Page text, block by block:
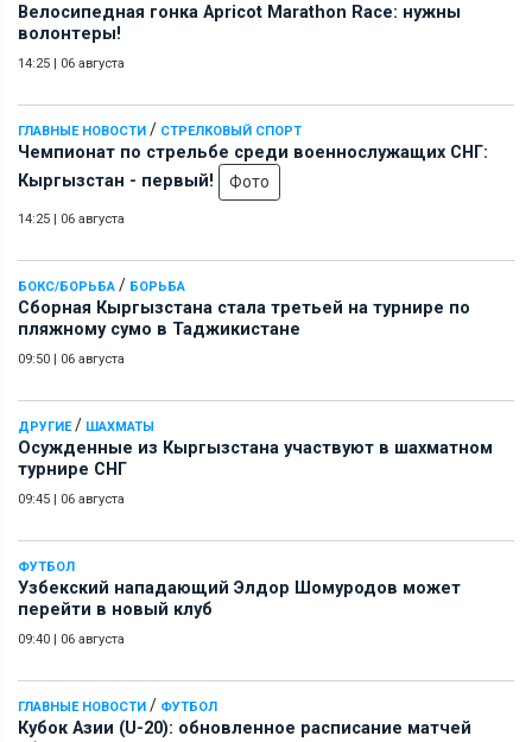
Велосипедная гонка Apricot Marathon Race: нужны
волонтеры!
14:25 | 06 августа
ГЛАВНЫЕ НОВОСТИ / СТРЕЛКОВЫЙ СПОРТ
Чемпионат по стрельбе среди военнослужащих СНГ:
Кыргызстан - первый!
Фото
14:25 | 06 августа
БОКС/БОРЬБА / БОРЬБА
Сборная Кыргызстана стала третьей на турнире по
пляжному сумо в Таджикистане
09:50 | 06 августа
ДРУГИЕ/ ШАХМАТЫ
Осужденные из Кыргызстана участвуют в шахматном
турнире СНГ
09:45 | 06 августа
ФУТБОЛ
Узбекский нападающий Элдор Шомуродов может
перейти в новый клуб
09:40 | 06 августа
ГЛАВНЫЕ НОВОСТИ / ФУТБОЛ
Кубок Азии (U-20): обновленное расписание матчей